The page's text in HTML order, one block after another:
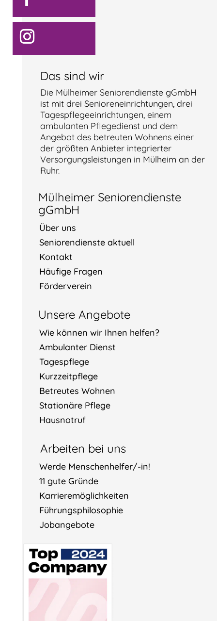
Das sind wir
Die Mülheimer Seniorendienste gGmbH
ist mit drei Senioreneinrichtungen, drei
Tagespflegeeinrichtungen, einem
ambulanten Pflegedienst und dem
Angebot des betreuten Wohnens einer
der größten Anbieter integrierter
Versorgungsleistungen in Mülheim an der
Ruhr.
Mülheimer Seniorendienste
gGmbH
Über uns
Seniorendienste aktuell
Kontakt
Häufige Fragen
Förderverein
Unsere Angebote
Wie können wir Ihnen helfen?
Ambulanter Dienst
Tagespflege
Kurzzeitpflege
Betreutes Wohnen
Stationäre Pflege
Hausnotruf
Arbeiten bei uns
Werde Menschenhelfer/-in!
11 gute Gründe
Karrieremöglichkeiten
Führungsphilosophie
Jobangebote